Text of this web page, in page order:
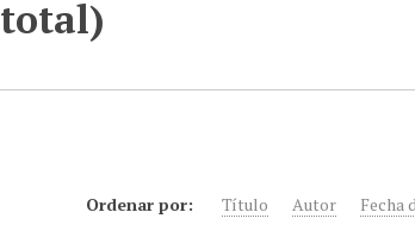
Ordenar por: Título Autor Fecha